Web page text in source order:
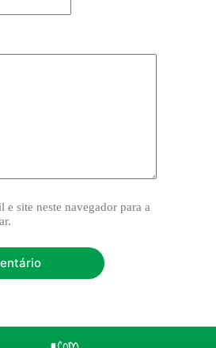
e site neste navegador para a